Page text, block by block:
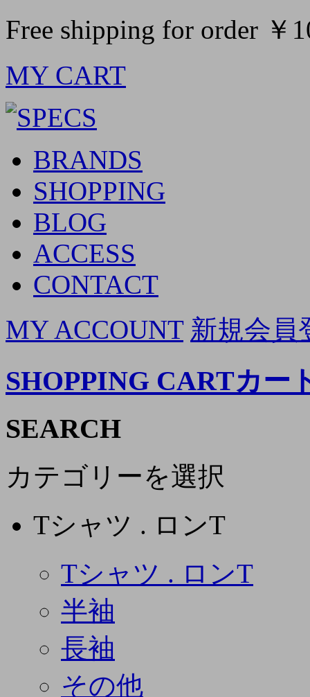
Free shipping for order ￥
MY CART
BRANDS
SHOPPING
BLOG
ACCESS
CONTACT
MY ACCOUNT 新規会員
SHOPPING CARTカー
SEARCH
カテゴリーを選択
Tシャツ . ロンT
Tシャツ . ロンT
半袖
長袖
その他